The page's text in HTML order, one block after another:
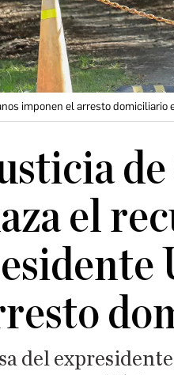
imponen el arresto
el
del